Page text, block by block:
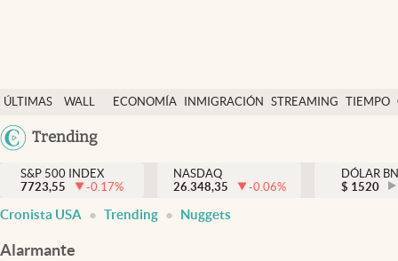
ÚLTIMAS
NOTICIAS
WALL
DÓLAR
ECONOMÍA INMIGRACIÓN STREAMING TIEMPO
México
Trending
Finanzas y economía
Wall Street y dólar
Inmigración
S&P 500 INDEX
7723,55
-0.17%
NASDAQ
26.348,35
-0.06%
DÓLAR
$ 1520
Cronista USA Trending Nuggets
Alarmante